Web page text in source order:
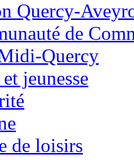
Quercy-
de
Quercy
jeunesse
de loisirs